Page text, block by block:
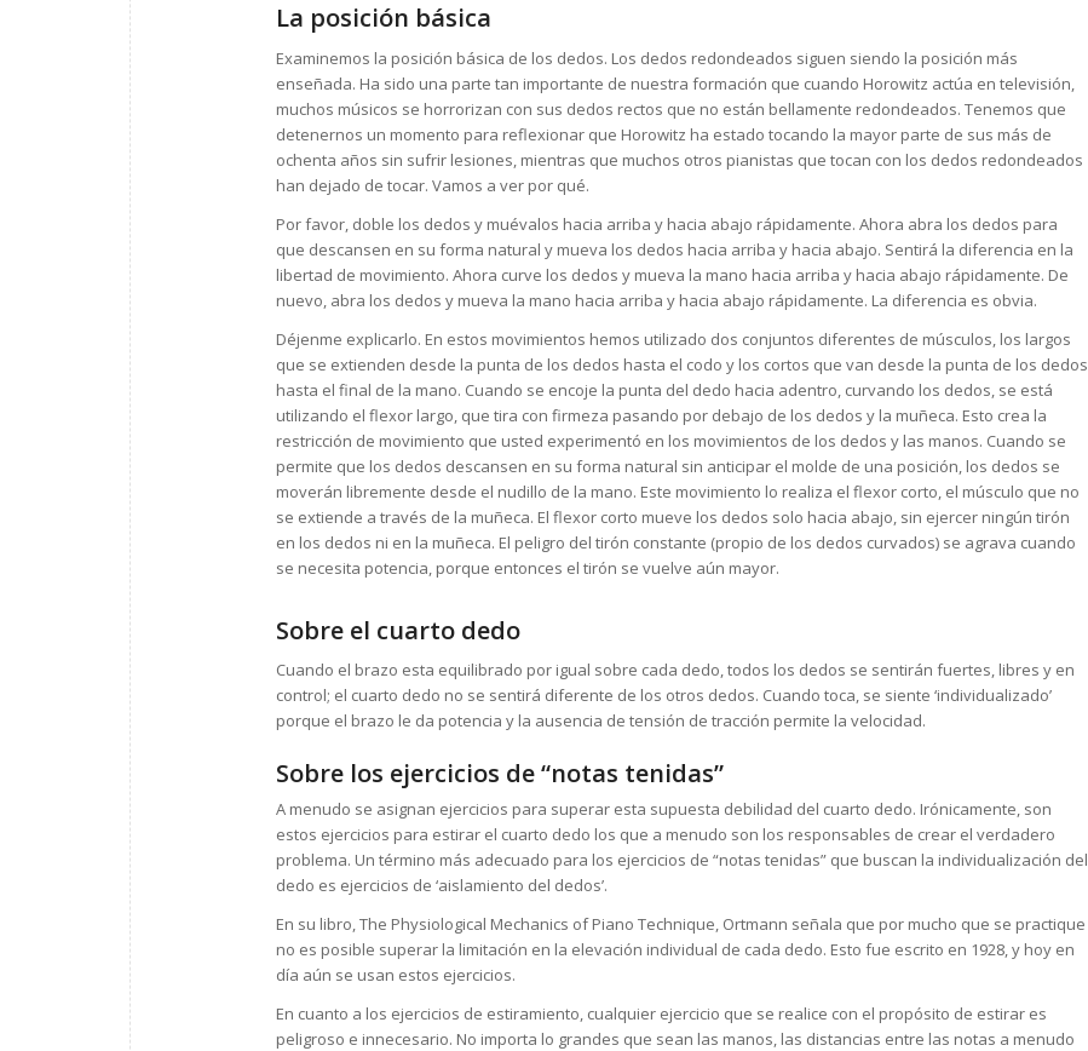
La posición básica
Examinemos la posición básica de los dedos. Los dedos redondeados siguen siendo la posición más
enseñada. Ha sido una parte tan importante de nuestra formación que cuando Horowitz actúa en televisión,
muchos músicos se horrorizan con sus dedos rectos que no están bellamente redondeados. Tenemos que
detenernos un momento para reflexionar que Horowitz ha estado tocando la mayor parte de sus más de
ochenta años sin sufrir lesiones, mientras que muchos otros pianistas que tocan con los dedos redondeados
han dejado de tocar. Vamos a ver por qué.
Por favor, doble los dedos y muévalos hacia arriba y hacia abajo rápidamente. Ahora abra los dedos para
que descansen en su forma natural y mueva los dedos hacia arriba y hacia abajo. Sentirá la diferencia en la
libertad de movimiento. Ahora curve los dedos y mueva la mano hacia arriba y hacia abajo rápidamente. De
nuevo, abra los dedos y mueva la mano hacia arriba y hacia abajo rápidamente. La diferencia es obvia.
Déjenme explicarlo. En estos movimientos hemos utilizado dos conjuntos diferentes de músculos, los largos
que se extienden desde la punta de los dedos hasta el codo y los cortos que van desde la punta de los dedos
hasta el final de la mano. Cuando se encoje la punta del dedo hacia adentro, curvando los dedos, se está
utilizando el flexor largo, que tira con firmeza pasando por debajo de los dedos y la muñeca. Esto crea la
restricción de movimiento que usted experimentó en los movimientos de los dedos y las manos. Cuando se
permite que los dedos descansen en su forma natural sin anticipar el molde de una posición, los dedos se
moverán libremente desde el nudillo de la mano. Este movimiento lo realiza el flexor corto, el músculo que no
se extiende a través de la muñeca. El flexor corto mueve los dedos solo hacia abajo, sin ejercer ningún tirón
en los dedos ni en la muñeca. El peligro del tirón constante (propio de los dedos curvados) se agrava cuando
se necesita potencia, porque entonces el tirón se vuelve aún mayor.
Sobre el cuarto dedo
Cuando el brazo esta equilibrado por igual sobre cada dedo, todos los dedos se sentirán fuertes, libres y en
control; el cuarto dedo no se sentirá diferente de los otros dedos. Cuando toca, se siente ‘individualizado’
porque el brazo le da potencia y la ausencia de tensión de tracción permite la velocidad.
Sobre los ejercicios de “notas tenidas”
A menudo se asignan ejercicios para superar esta supuesta debilidad del cuarto dedo. Irónicamente, son
estos ejercicios para estirar el cuarto dedo los que a menudo son los responsables de crear el verdadero
problema. Un término más adecuado para los ejercicios de “notas tenidas” que buscan la individualización del
dedo es ejercicios de ‘aislamiento del dedos’.
En su libro, The Physiological Mechanics of Piano Technique, Ortmann señala que por mucho que se practique
no es posible superar la limitación en la elevación individual de cada dedo. Esto fue escrito en 1928, y hoy en
día aún se usan estos ejercicios.
En cuanto a los ejercicios de estiramiento, cualquier ejercicio que se realice con el propósito de estirar es
peligroso e innecesario. No importa lo grandes que sean las manos, las distancias entre las notas a menudo